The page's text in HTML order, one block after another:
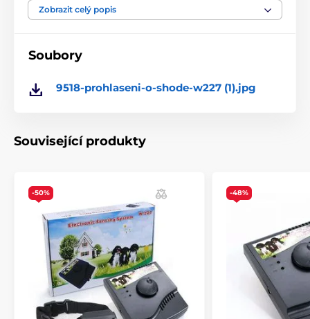
Příslušenství ohradníky
Zobrazit celý popis
Soubory
9518-prohlaseni-o-shode-w227 (1).jpg
Související produkty
-50% -48%